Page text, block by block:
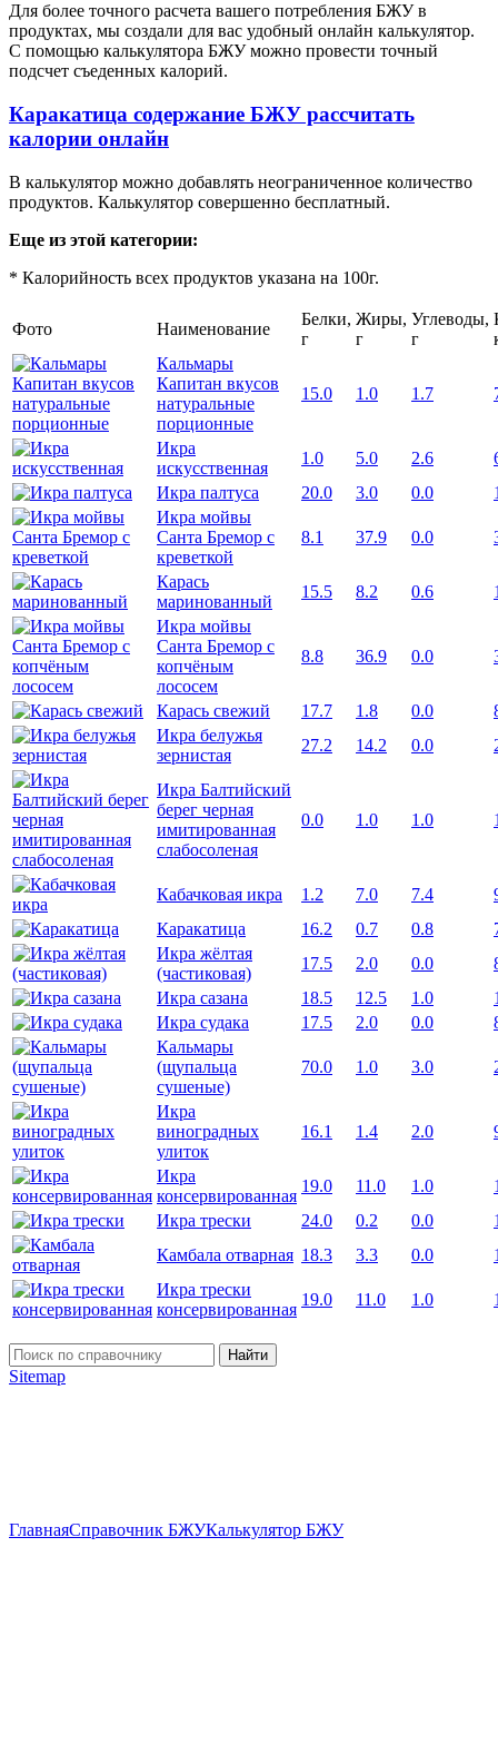
Для более точного расчета вашего потребления БЖУ в
продуктах, мы создали для вас удобный онлайн калькулятор.
С помощью калькулятора БЖУ можно провести точный
подсчет съеденных калорий.
Каракатица содержание БЖУ рассчитать
калории онлайн
В калькулятор можно добавлять неограниченное количество
продуктов. Калькулятор совершенно бесплатный.
Еще из этой категории:
* Калорийность всех продуктов указана на 100г.
Фото Наименование
Белки,
г
Жиры,
г
Углеводы,
г
Кальмары
Капитан вкусов
натуральные
порционные
15.0 1.0 1.7
Икра
искусственная
1.0 5.0 2.6
Икра палтуса
20.0 3.0 0.0
Икра мойвы
Санта Бремор с
креветкой
8.1 37.9 0.0
Карась
маринованный
15.5 8.2 0.6
Икра мойвы
Санта Бремор с
копчёным
лососем
8.8 36.9 0.0
Карась свежий 17.7 1.8 0.0
Икра белужья
зернистая
27.2 14.2 0.0
Икра Балтийский
берег черная
имитированная
слабосоленая
0.0 1.0 1.0
Кабачковая икра 1.2 7.0 7.4
Каракатица
16.2 0.7 0.8
Икра жёлтая
(частиковая)
17.5 2.0 0.0
Икра сазана
18.5 12.5 1.0
Икра судака
17.5 2.0 0.0
Кальмары
(щупальца
сушеные)
70.0 1.0 3.0
Икра
виноградных
улиток
16.1 1.4 2.0
Икра
консервированная
19.0 11.0 1.0
Икра трески
24.0 0.2 0.0
Камбала отварная 18.3 3.3 0.0
Икра трески
консервированная
19.0 11.0 1.0
Найти
Sitemap
ГлавнаяСправочник БЖУКалькулятор БЖУ